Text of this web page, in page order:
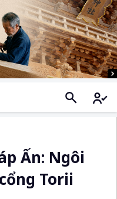
Ấn: Ngôi
Torii